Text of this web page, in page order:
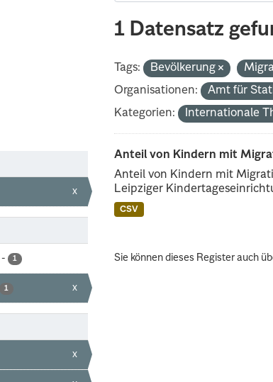
x
- 1
1 x
x
1 Datensatz
Tags: Bevölkerung
Organisationen:
Amt für
Kategorien:
Internationale
Anteil von Kindern mit
Anteil von Kindern mit
Leipziger
CSV
Sie können dieses Register auch